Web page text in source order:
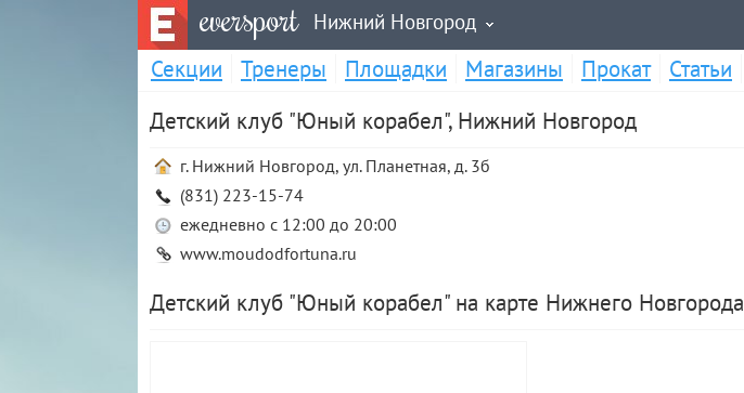
eversport Нижний Новгород
Секции Тренеры Площадки Магазины Прокат Статьи
Детский клуб "Юный корабел", Нижний Новгород
г. Нижний Новгород, ул. Планетная, д. 3б
(831) 223-15-74
ежедневно с 12:00 до 20:00
www.moudodfortuna.ru
Детский клуб "Юный корабел" на карте Нижнего Новгорода